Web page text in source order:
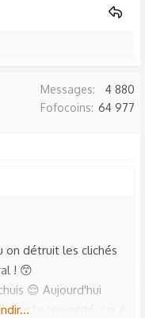
ou que vous aurez
donner votre
est valorisée,
de l'autre
bientôt. C'était
Messages
4 880
Fofocoins 64 977
on détruit les clichés
! 😙
😌 Aujourd'hui
sur la sexualité, car il